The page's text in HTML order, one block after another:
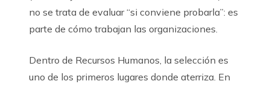
no se trata de evaluar “si conviene probarla”: es
parte de cómo trabajan las organizaciones.
Dentro de Recursos Humanos, la selección es
uno de los primeros lugares donde aterriza. En